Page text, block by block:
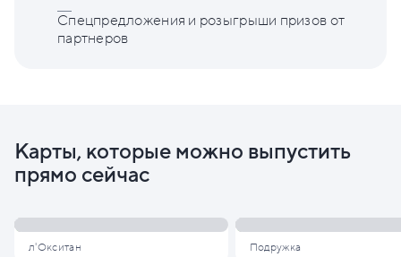
Спецпредложения и розыгрыши призов от
партнеров
Карты, которые можно выпустить
прямо сейчас
л'Окситан Подружка